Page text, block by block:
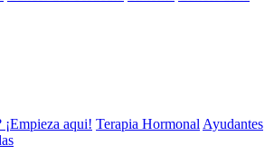
¡Empieza aqui! Terapia Hormonal Ayudantes